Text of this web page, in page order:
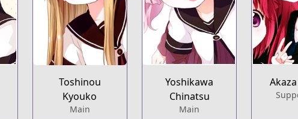
Toshinou
Kyouko
Main
Yoshikawa
Chinatsu
Main